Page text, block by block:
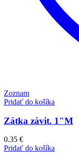
Zoznam
Pridať do košíka
Zátka závit. 1"M
0.35 €
Pridať do košíka